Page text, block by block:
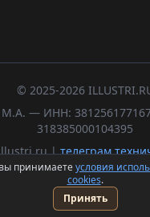
© 2025-2026
М.А. — ИНН:
318385000104395
|телеграм
обработки
Пользовательское
принимаетеусловия
cookies.
Принять